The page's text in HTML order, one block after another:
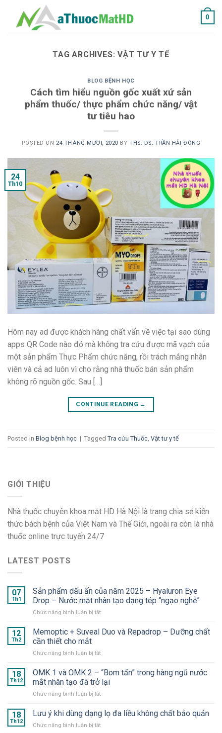
content
0
TAG ARCHIVES:VẬT TƯ Y TẾ
BLOG BỆNH HỌC
Cách tìm hiểu nguồn gốc xuất xứ sản
phẩm thuốc/ thực phẩm chức năng/ vật
tư tiêu hao
POSTED ON 24 THÁNG MƯỜI, 2020 BYTHS. DS. TRẦN HẢI ĐÔNG
24
Th10
Hôm nay ad được khách hàng chất vấn về việc tại sao dùng
apps QR Code nào đó mà không tra cứu được mã vạch của
một sản phẩm Thực Phẩm chức năng, rồi trách mắng nhân
viên và cả ad luôn vì cho rằng nhà thuốc bán sản phẩm
không rõ nguồn gốc. Sau […]
CONTINUE READING →
Posted in Blog bệnh học | Tagged Tra cứu Thuốc Vật tư y tế
GIỚI THIỆU
Nhà thuốc chuyên khoa mắt HD Hà Nội là trang chia sẻ kiến
thức bách bệnh của Việt Nam và Thế Giới, ngoài ra còn là nhà
thuốc online trực tuyến 24/7
LATEST POSTS
07
Th1
Sản phẩm dấu ấn của năm 2025 – Hyaluron Eye
Drop – Nước mắt nhân tạo dạng tép “ngạo nghễ”
Chức năng bình luận bị tắtở
phẩm
của
2025
–
Hyaluron
Eye
–
12
Th2
Memoptic + Suveal Duo và Repadrop – Dưỡng chất
cần thiết cho mắt
Chức năng bình luận bị tắtở
+
Suveal
Duo
và
–
chất
18
Th12
OMK 1 và OMK 2 – “Bom tấn” trong hàng ngũ nước
mắt nhân tạo đã trở lại
Chức năng bình luận bị tắtở
1
và
OMK
18
Th12
Lưu ý khi dùng dạng lọ đa liều không chất bảo quản
Chức năng bình luận bị tắtở